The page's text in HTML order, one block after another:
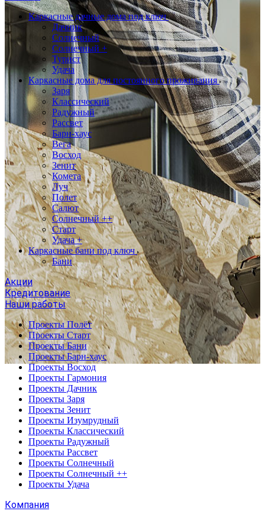
Каркасные дачные дома под ключ
Дачник
Солнечный
Солнечный +
Турист
Удача
Каркасные дома для постоянного проживания
Заря
Классический
Радужный
Рассвет
Барн-хаус
Вега
Восход
Зенит
Комета
Луч
Полет
Салют
Солнечный ++
Старт
Удача +
Каркасные бани под ключ
Бани
Акции
Кредитование
Наши работы
Проекты Полёт
Проекты Старт
Проекты Бани
Проекты Барн-хаус
Проекты Восход
Проекты Гармония
Проекты Дачник
Проекты Заря
Проекты Зенит
Проекты Изумрудный
Проекты Классический
Проекты Радужный
Проекты Рассвет
Проекты Солнечный
Проекты Солнечный ++
Проекты Удача
Компания